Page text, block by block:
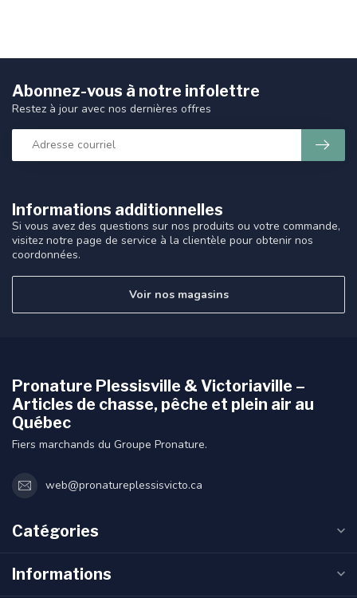
Informations additionnelles
Si vous avez des questions sur nos produits ou votre commande,
visitez notre page de service à la clientèle pour obtenir nos
coordonnées.
Voir nos magasins
Abonnez-vous à notre infolettre
Restez à jour avec nos dernières offres
Pronature Plessisville & Victoriaville –
Articles de chasse, pêche et plein air au
Québec
Fiers marchands du Groupe Pronature.
web@pronatureplessisvicto.ca
Catégories
Informations